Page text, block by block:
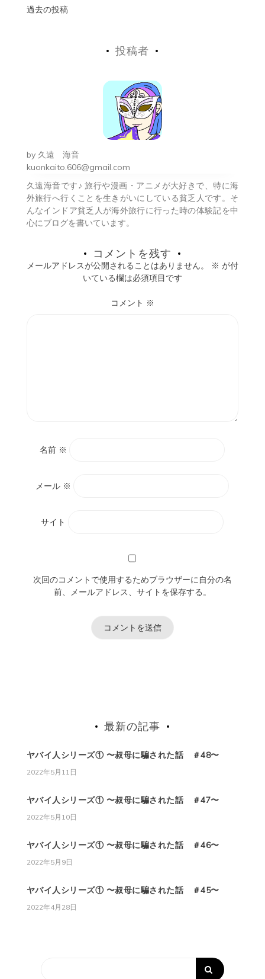
投
シ
ョ
ン
過去の投稿
投稿者
by 久遠 海音
kuonkaito.606@gmail.com
久遠海音です♪ 旅行や漫画・アニメが大好きで、特に海
外旅行へ行くことを生きがいにしている貧乏人です。そ
んなインドア貧乏人が海外旅行に行った時の体験記を中
心にブログを書いています。
コメントを残す
メールアドレスが公開されることはありません。 ※ が付
いている欄は必須項目です
コメント ※
名前 ※
メール ※
サイト
次回のコメントで使用するためブラウザーに自分の名
前、メールアドレス、サイトを保存する。
最新の記事
ヤバイ人シリーズ① 〜叔母に騙された話 ＃48〜
2022年5月11日
ヤバイ人シリーズ① 〜叔母に騙された話 ＃47〜
2022年5月10日
ヤバイ人シリーズ① 〜叔母に騙された話 ＃46〜
2022年5月9日
ヤバイ人シリーズ① 〜叔母に騙された話 ＃45〜
2022年4月28日